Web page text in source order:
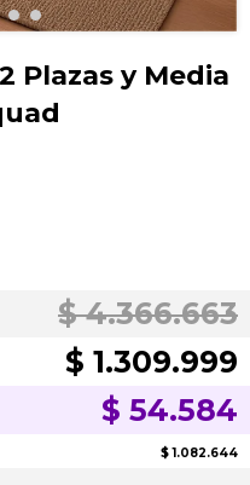
Plazas y Media
$ 4.366.663
$ 1.309.999
$ 54.584
$ 1.082.644